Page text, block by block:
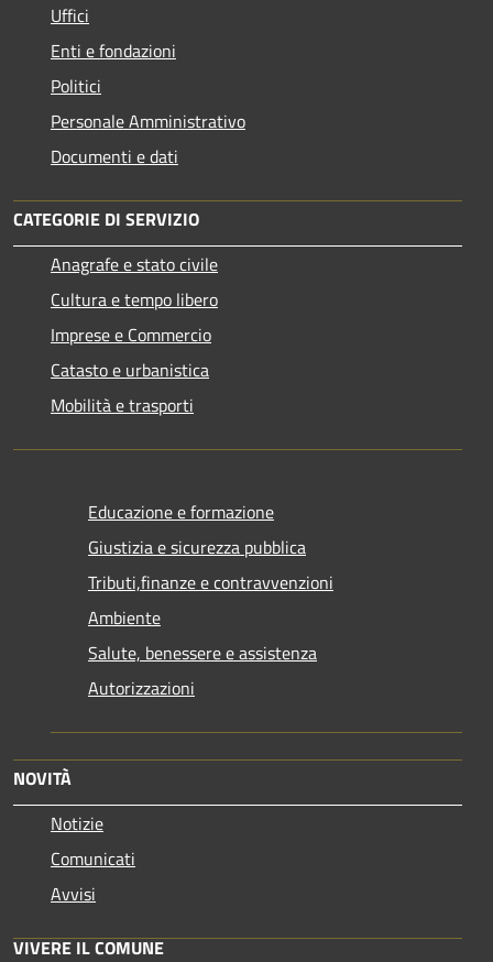
Uffici
Enti e fondazioni
Politici
Personale Amministrativo
Documenti e dati
CATEGORIE DI SERVIZIO
Anagrafe e stato civile
Cultura e tempo libero
Imprese e Commercio
Catasto e urbanistica
Mobilità e trasporti
Educazione e formazione
Giustizia e sicurezza pubblica
Tributi,finanze e contravvenzioni
Ambiente
Salute, benessere e assistenza
Autorizzazioni
NOVITÀ
Notizie
Comunicati
Avvisi
VIVERE IL COMUNE